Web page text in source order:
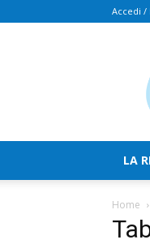
Accedi /
LA
Home